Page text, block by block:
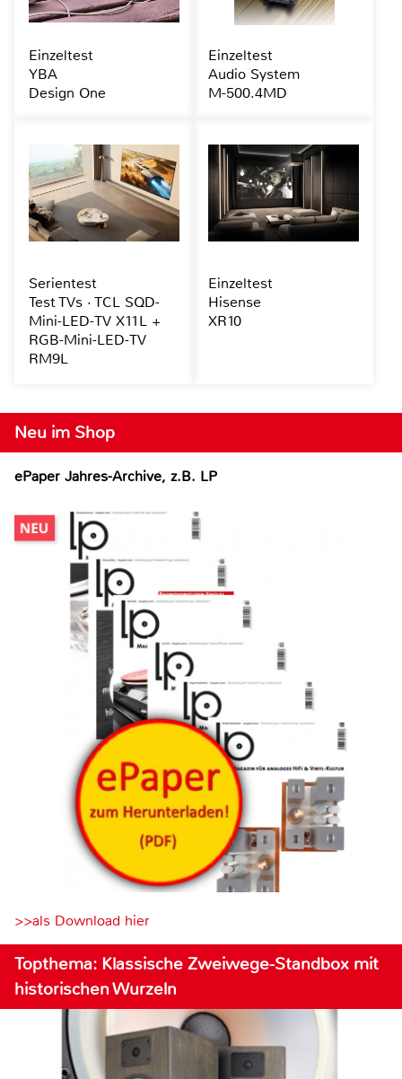
Neu im Shop
ePaper Jahres-Archive, z.B. LP
>>als Download hier
Topthema: Klassische Zweiwege-Standbox mit
historischen Wurzeln
Einzeltest
YBA
Design One
Einzeltest
Audio System
M-500.4MD
Serientest
Test TVs · TCL SQD-
Mini-LED-TV X11L +
RGB-Mini-LED-TV
RM9L
Einzeltest
Hisense
XR10